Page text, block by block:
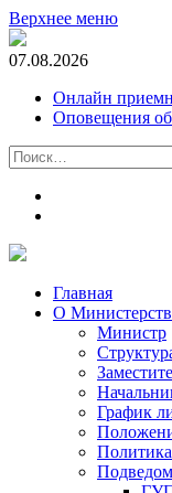
Верхнее меню
07.08.2026
Онлайн
Оповещения
Найти:
Главная
О
Министр
График